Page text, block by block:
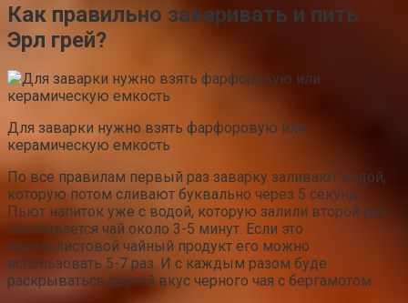
Как правильно заваривать и пить
Эрл грей?
Для заварки нужно взять фарфоровую или
керамическую емкость
По все правилам первый раз заварку заливают водой,
которую потом сливают буквально через 5 секунд.
Пьют напиток уже с водой, которую залили второй раз.
Настаивается чай около 3-5 минут. Если это
крупнолистовой чайный продукт его можно
использовать 5-7 раз. И с каждым разом буде
раскрываться другой вкус черного чая с бергамотом.